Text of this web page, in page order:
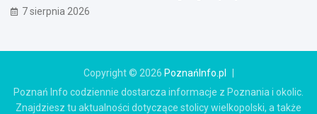
7 sierpnia 2026
Copyright © 2026 PoznańInfo.pl
Poznań Info codziennie dostarcza informacje z Poznania i okolic.
Znajdziesz tu aktualności dotyczące stolicy wielkopolski, a także